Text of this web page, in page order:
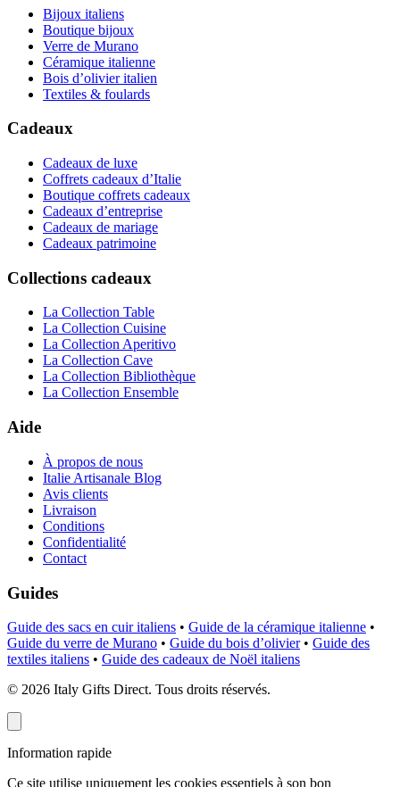
Bijoux italiens
Boutique bijoux
Verre de Murano
Céramique italienne
Bois d’olivier italien
Textiles & foulards
Cadeaux
Cadeaux de luxe
Coffrets cadeaux d’Italie
Boutique coffrets cadeaux
Cadeaux d’entreprise
Cadeaux de mariage
Cadeaux patrimoine
Collections cadeaux
La Collection Table
La Collection Cuisine
La Collection Aperitivo
La Collection Cave
La Collection Bibliothèque
La Collection Ensemble
Aide
À propos de nous
Italie Artisanale Blog
Avis clients
Livraison
Conditions
Confidentialité
Contact
Guides
Guide des sacs en cuir italiens • Guide de la céramique italienne •
Guide du verre de Murano • Guide du bois d’olivier • Guide des
textiles italiens • Guide des cadeaux de Noël italiens
© 2026 Italy Gifts Direct. Tous droits réservés.
Information rapide
Ce site utilise uniquement les cookies essentiels à son bon